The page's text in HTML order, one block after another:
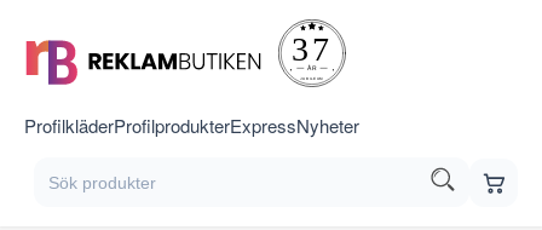
ProfilkläderProfilprodukterExpressNyheter